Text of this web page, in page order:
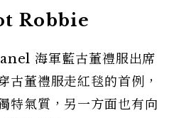
Robbie
海軍藍古董禮服出席
古董禮服走紅毯的首例，
特氣質，另一方面也有向